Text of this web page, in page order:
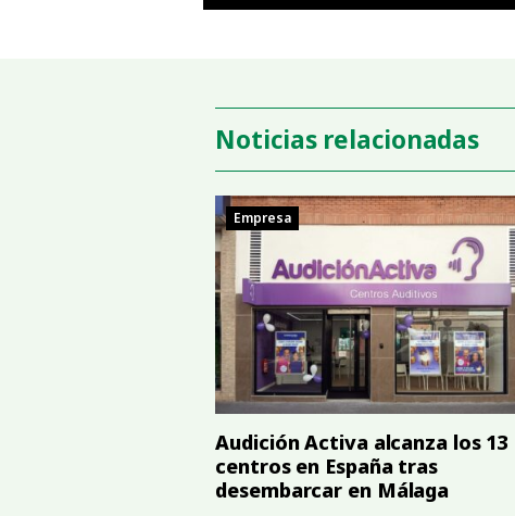
Noticias relacionadas
Empresa
Audición Activa alcanza los 13
centros en España tras
desembarcar en Málaga